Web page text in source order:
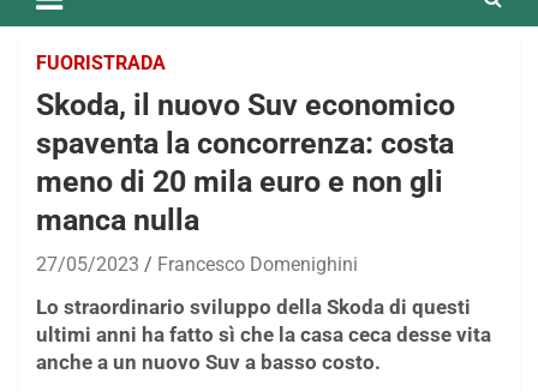
FUORISTRADA
Skoda, il nuovo Suv economico
spaventa la concorrenza: costa
meno di 20 mila euro e non gli
manca nulla
27/05/2023 Francesco Domenighini
Lo straordinario sviluppo della Skoda di questi
ultimi anni ha fatto sì che la casa ceca desse vita
anche a un nuovo Suv a basso costo.